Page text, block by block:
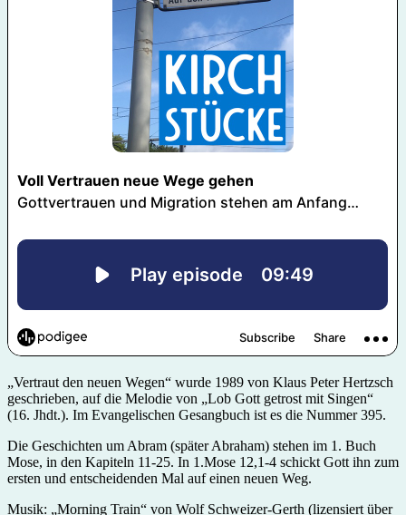
„Vertraut den neuen Wegen“ wurde 1989 von Klaus Peter Hertzsch
geschrieben, auf die Melodie von „Lob Gott getrost mit Singen“
(16. Jhdt.). Im Evangelischen Gesangbuch ist es die Nummer 395.
Die Geschichten um Abram (später Abraham) stehen im 1. Buch
Mose, in den Kapiteln 11-25. In 1.Mose 12,1-4 schickt Gott ihn zum
ersten und entscheidenden Mal auf einen neuen Weg.
Musik: „Morning Train“ von Wolf Schweizer-Gerth (lizensiert über